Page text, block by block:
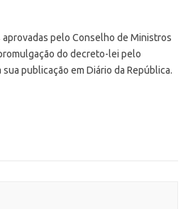
pelo Conselho de Ministros
do decreto-lei pelo
publicação em Diário da República.